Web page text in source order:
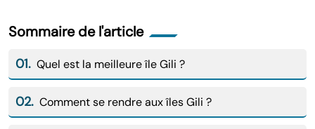
Sommaire de l'article
01. Quel est la meilleure île Gili ?
02. Comment se rendre aux îles Gili ?